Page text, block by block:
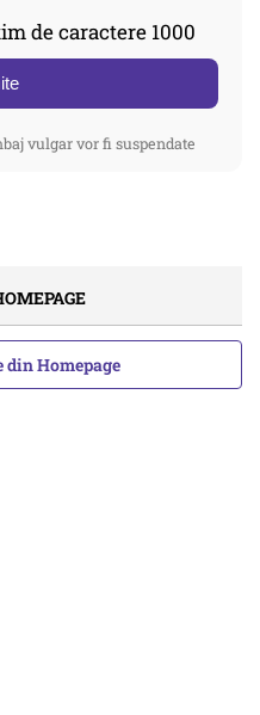
de caractere 1000
vulgar vor fi suspendate
din Homepage